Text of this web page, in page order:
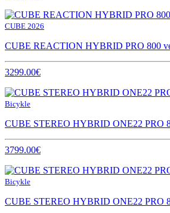
CUBE 2026
CUBE REACTION HYBRID PRO 800
3299.00€
Bicykle
CUBE STEREO HYBRID ONE22 PRO
3799.00€
Bicykle
CUBE STEREO HYBRID ONE22 PRO